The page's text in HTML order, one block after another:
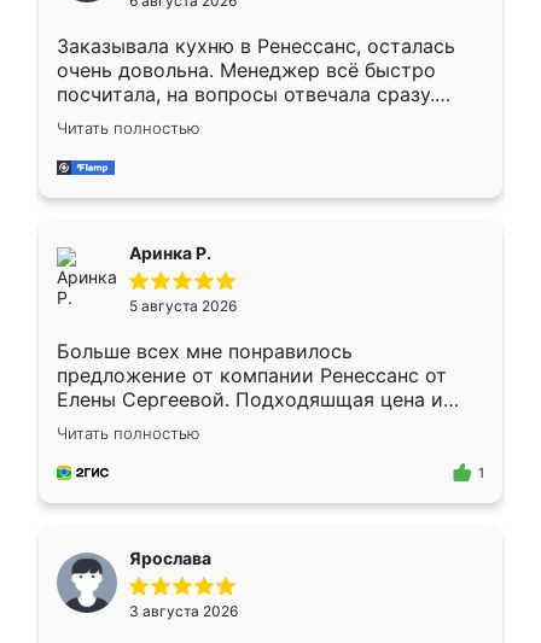
мебели буду заказывать только здесь.
Заказывала кухню в Ренессанс, осталась
очень довольна. Менеджер всё быстро
посчитала, на вопросы отвечала сразу.
Замерщик приехал в субботу, подошёл к
делу со всей ответственностью. Собрали
за день, ребята работали аккуратно, даже
Читать полностью
Аринка Р.
5 августа 2026
Больше всех мне понравилось
предложение от компании Ренессанс от
Елены Сергеевой. Подходяшщая цена и
короткие сроки изготовления. Приехавший
для замера сотрудник Владислав
предложил по моему эскизу самый
Читать полностью
1
Ярослава
3 августа 2026